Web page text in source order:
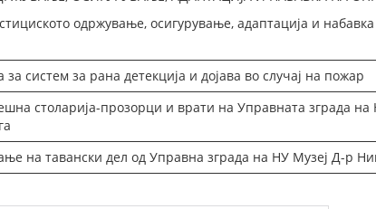
одржување, осигурување, адаптација и
систем за рана детекција и дојава во случај на пожар
столарија-прозорци и врати на Управната зграда
на тавански дел од Управна зграда на НУ Музеј Д-р